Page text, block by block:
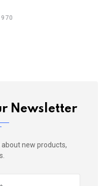
Newsletter
new products,